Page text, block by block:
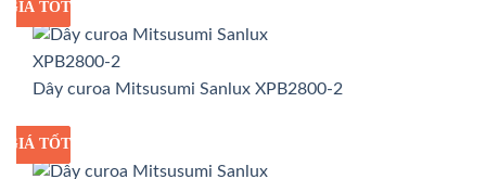
GIÁ SỈ
GIÁ TỐT
Dây curoa Mitsusumi Sanlux XPB2800-2
GIÁ SỈ
GIÁ TỐT